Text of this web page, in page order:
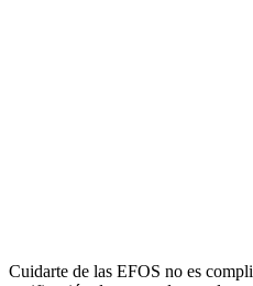
Cuidarte de las EFOS no es